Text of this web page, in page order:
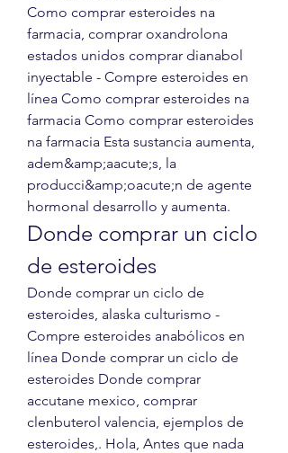
Como comprar esteroides na
farmacia, comprar oxandrolona
estados unidos comprar dianabol
inyectable - Compre esteroides en
línea Como comprar esteroides na
farmacia Como comprar esteroides
na farmacia Esta sustancia aumenta,
adem&amp;aacute;s, la
producci&amp;oacute;n de agente
hormonal desarrollo y aumenta.
Donde comprar un ciclo
de esteroides
Donde comprar un ciclo de
esteroides, alaska culturismo -
Compre esteroides anabólicos en
línea Donde comprar un ciclo de
esteroides Donde comprar
accutane mexico, comprar
clenbuterol valencia, ejemplos de
esteroides,. Hola, Antes que nada